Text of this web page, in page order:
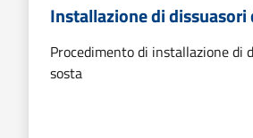
Installazione di dissuasori
Procedimento di installazione di
sosta